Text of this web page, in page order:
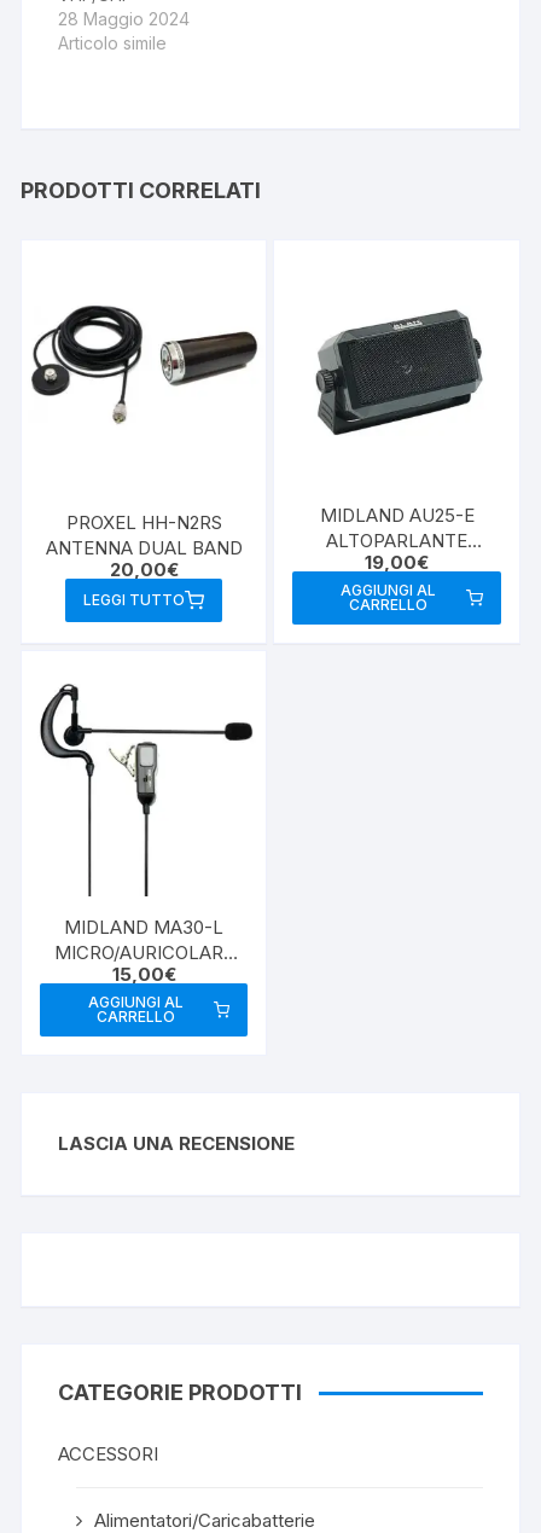
28 Maggio 2024
Articolo simile
PRODOTTI CORRELATI
PROXEL HH-N2RS
ANTENNA DUAL BAND
20,00€
LEGGI TUTTO
MIDLAND AU25-E
ALTOPARLANTE
ESTERNO
19,00€
AGGIUNGI AL
CARRELLO
MIDLAND MA30-L
MICRO/AURICOLARE
2PIN MIDLAND
15,00€
AGGIUNGI AL
CARRELLO
LASCIA UNA RECENSIONE
CATEGORIE PRODOTTI
ACCESSORI
Alimentatori/Caricabatterie